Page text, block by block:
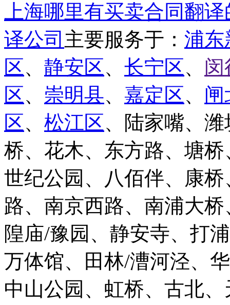
上海哪里有买卖合同翻
译公司 主要服务于： 浦东
区、 静安区、 长宁区、 闵
区、 崇明县、 嘉定区、 闸
区、 松江区、陆家嘴、
桥、花木、东方路、塘
世纪公园、八佰伴、康
路、南京西路、南浦大
隍庙/豫园、静安寺、打
万体馆、田林/漕河泾、
中山公园、虹桥、古北